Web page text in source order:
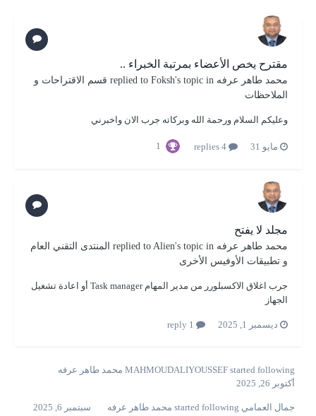
مقترح يخص الأعضاء بمرتبة الخبراء ..
محمد طاهر عرفه Foksh's topic in
قسم الاقتراحات و
الملاحظات
وعليكم السلام ورحمة الله وبركاته جرب الان واخبرني
مايو 31 1
مجلد لا يفتح
محمد طاهر عرفه Alien's topic in
المنتدى التقني العام
و تطبيقات الأوفيس الأخرى
جرب اغلاق الاكسبلورر من مدير المهام Task manager أو اعادة تشغيل
الجهاز
ديسمبر 1, 2025
MAHMOUDALIYOUSSEF started following
محمد طاهر عرفه
أكتوبر 26, 2025
جمال العمامي محمد طاهر عرفه سبتمبر 6, 2025